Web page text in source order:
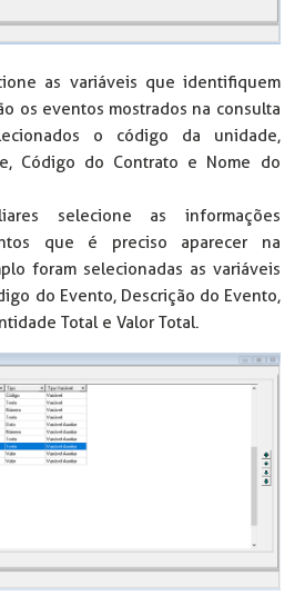
as variáveis que identifiquem
os eventos mostrados na consulta
o código da unidade,
Código do Contrato e Nome do
selecione as informações
que é preciso aparecer na
foram selecionadas as variáveis
do Evento, Descrição do Evento,
Total e Valor Total.